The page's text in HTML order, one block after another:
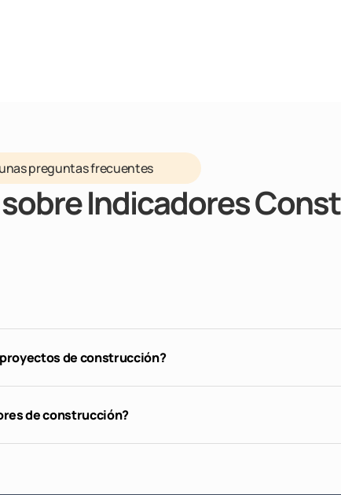
preguntas frecuentes
Indicadores
de construcción?
de construcción?